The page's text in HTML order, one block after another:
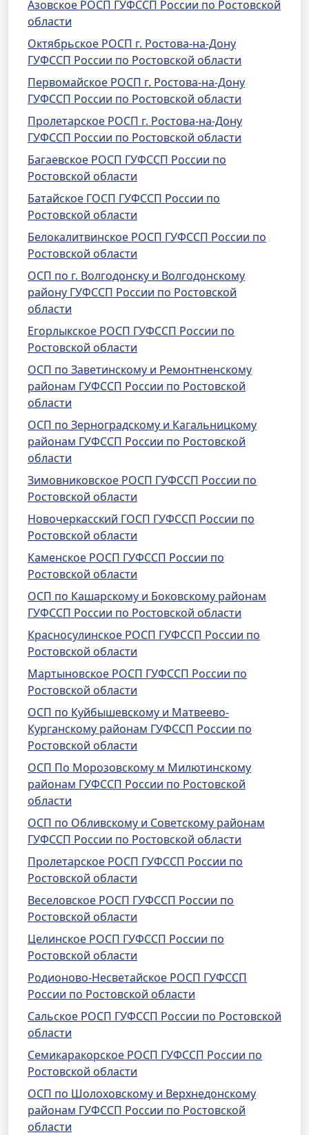
Азовское РОСП ГУФССП России по Ростовской
области
Октябрьское РОСП г. Ростова-на-Дону
ГУФССП России по Ростовской области
Первомайское РОСП г. Ростова-на-Дону
ГУФССП России по Ростовской области
Пролетарское РОСП г. Ростова-на-Дону
ГУФССП России по Ростовской области
Багаевское РОСП ГУФССП России по
Ростовской области
Батайское ГОСП ГУФССП России по
Ростовской области
Белокалитвинское РОСП ГУФССП России по
Ростовской области
ОСП по г. Волгодонску и Волгодонскому
району ГУФССП России по Ростовской
области
Егорлыкское РОСП ГУФССП России по
Ростовской области
ОСП по Заветинскому и Ремонтненскому
районам ГУФССП России по Ростовской
области
ОСП по Зерноградскому и Кагальницкому
районам ГУФССП России по Ростовской
области
Зимовниковское РОСП ГУФССП России по
Ростовской области
Новочеркасский ГОСП ГУФССП России по
Ростовской области
Каменское РОСП ГУФССП России по
Ростовской области
ОСП по Кашарскому и Боковскому районам
ГУФССП России по Ростовской области
Красносулинское РОСП ГУФССП России по
Ростовской области
Мартыновское РОСП ГУФССП России по
Ростовской области
ОСП по Куйбышевскому и Матвеево-
Курганскому районам ГУФССП России по
Ростовской области
ОСП По Морозовскому м Милютинскому
районам ГУФССП России по Ростовской
области
ОСП по Обливскому и Советскому районам
ГУФССП России по Ростовской области
Пролетарское РОСП ГУФССП России по
Ростовской области
Веселовское РОСП ГУФССП России по
Ростовской области
Целинское РОСП ГУФССП России по
Ростовской области
Родионово-Несветайское РОСП ГУФССП
России по Ростовской области
Сальское РОСП ГУФССП России по Ростовской
области
Семикаракорское РОСП ГУФССП России по
Ростовской области
ОСП по Шолоховскому и Верхнедонскому
районам ГУФССП России по Ростовской
области